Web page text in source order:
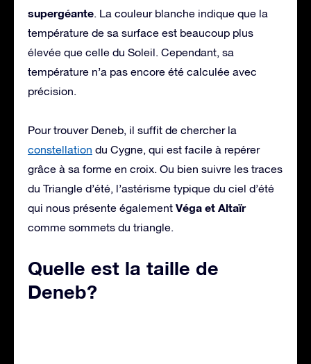
supergéante. La couleur blanche indique que la
température de sa surface est beaucoup plus
élevée que celle du Soleil. Cependant, sa
température n’a pas encore été calculée avec
précision.
Pour trouver Deneb, il suffit de chercher la
constellation du Cygne, qui est facile à repérer
grâce à sa forme en croix. Ou bien suivre les traces
du Triangle d’été, l’astérisme typique du ciel d’été
qui nous présente également Véga et Altaïr
comme sommets du triangle.
Quelle est la taille de
Deneb?